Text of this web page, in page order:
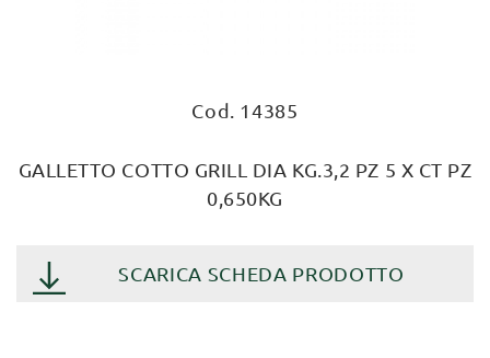
Cod. 14385
GALLETTO COTTO GRILL DIA KG.3,2 PZ 5 X CT PZ
0,650KG
SCARICA SCHEDA PRODOTTO